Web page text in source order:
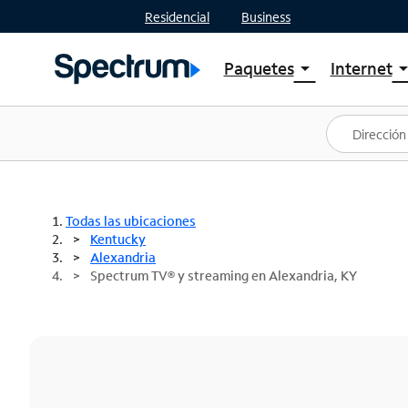
Residencial Business
Paquetesarrow_drop_down
Ver paquetes
Spectrum One
Mejores ofertas
Internetarrow_drop_down
Planes
Todas las ubicaciones
Kentucky
Alexandria
Spectrum TV® y streaming en Alexandria, KY